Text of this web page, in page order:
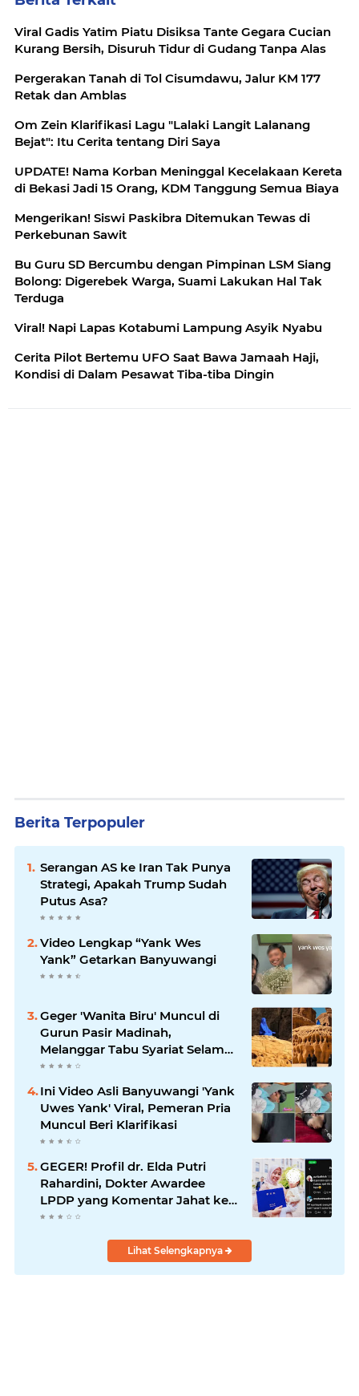
Viral Gadis Yatim Piatu Disiksa Tante Gegara Cucian
Kurang Bersih, Disuruh Tidur di Gudang Tanpa Alas
Pergerakan Tanah di Tol Cisumdawu, Jalur KM 177
Retak dan Amblas
Om Zein Klarifikasi Lagu "Lalaki Langit Lalanang
Bejat": Itu Cerita tentang Diri Saya
UPDATE! Nama Korban Meninggal Kecelakaan Kereta
di Bekasi Jadi 15 Orang, KDM Tanggung Semua Biaya
Mengerikan! Siswi Paskibra Ditemukan Tewas di
Perkebunan Sawit
Bu Guru SD Bercumbu dengan Pimpinan LSM Siang
Bolong: Digerebek Warga, Suami Lakukan Hal Tak
Terduga
Viral! Napi Lapas Kotabumi Lampung Asyik Nyabu
Cerita Pilot Bertemu UFO Saat Bawa Jamaah Haji,
Kondisi di Dalam Pesawat Tiba-tiba Dingin
Berita Terpopuler
Serangan AS ke Iran Tak Punya
Strategi, Apakah Trump Sudah
Putus Asa?
Video Lengkap “Yank Wes
Yank” Getarkan Banyuwangi
Geger 'Wanita Biru' Muncul di
Gurun Pasir Madinah,
Melanggar Tabu Syariat Selama
Seribu Tahun
Ini Video Asli Banyuwangi 'Yank
Uwes Yank' Viral, Pemeran Pria
Muncul Beri Klarifikasi
GEGER! Profil dr. Elda Putri
Rahardini, Dokter Awardee
LPDP yang Komentar Jahat ke
Pasien BPJS
Lihat Selengkapnya